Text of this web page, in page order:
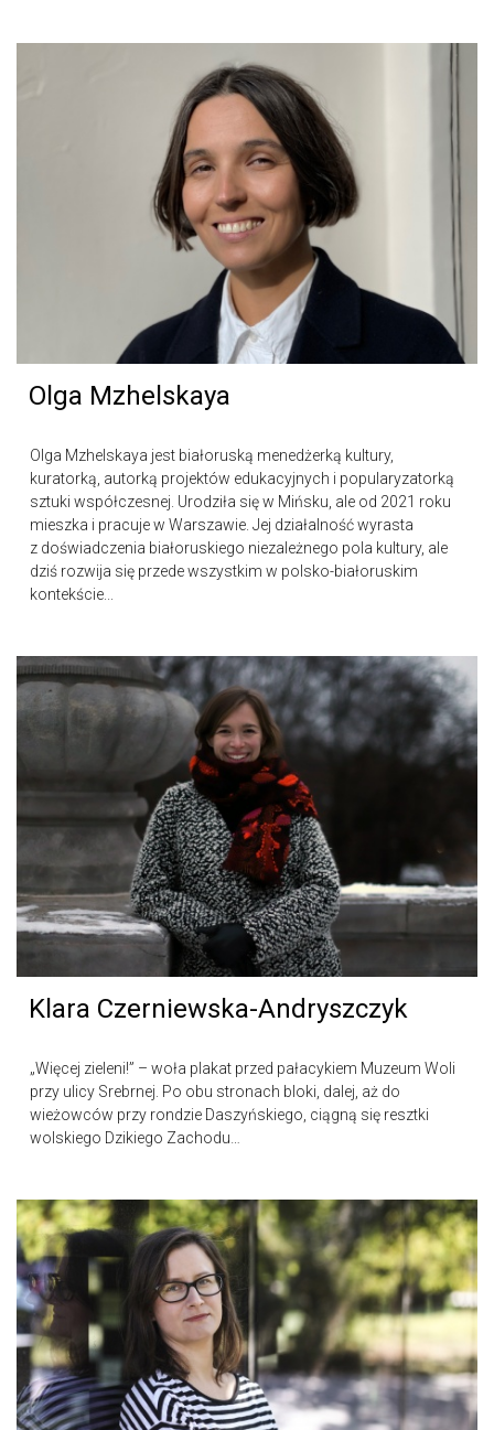
Olga Mzhelskaya
Olga Mzhelskaya jest białoruską menedżerką kultury,
kuratorką, autorką projektów edukacyjnych i popularyzatorką
sztuki współczesnej. Urodziła się w Mińsku, ale od 2021 roku
mieszka i pracuje w Warszawie. Jej działalność wyrasta
z doświadczenia białoruskiego niezależnego pola kultury, ale
dziś rozwija się przede wszystkim w polsko-białoruskim
kontekście...
Klara Czerniewska-Andryszczyk
„Więcej zieleni!” – woła plakat przed pałacykiem Muzeum Woli
przy ulicy Srebrnej. Po obu stronach bloki, dalej, aż do
wieżowców przy rondzie Daszyńskiego, ciągną się resztki
wolskiego Dzikiego Zachodu…